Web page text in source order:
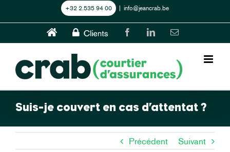
+32 2.535 94 00 info@jeancrab.be
Home CLIENTS FacebookLinkedInEmail
Suis-je couvert en cas d’attentat ?
Précédent Suivant